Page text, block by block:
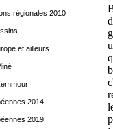
régionales 2010
et ailleurs...
2014
2019